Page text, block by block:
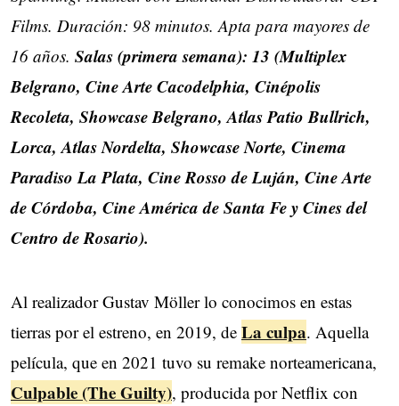
Films. Duración: 98 minutos. Apta para mayores de
16 años. Salas (primera semana): 13 (Multiplex
Belgrano, Cine Arte Cacodelphia, Cinépolis
Recoleta, Showcase Belgrano, Atlas Patio Bullrich,
Lorca, Atlas Nordelta, Showcase Norte, Cinema
Paradiso La Plata, Cine Rosso de Luján, Cine Arte
de Córdoba, Cine América de Santa Fe y Cines del
Centro de Rosario).
Al realizador Gustav Möller lo conocimos en estas
tierras por el estreno, en 2019, de La culpa. Aquella
película, que en 2021 tuvo su remake norteamericana,
Culpable (The Guilty), producida por Netflix con